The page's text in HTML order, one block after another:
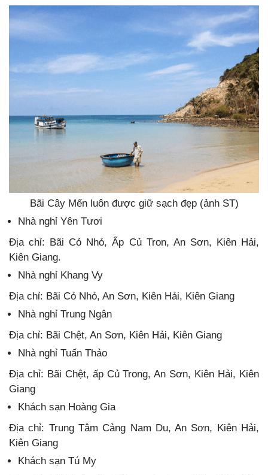
Bãi Cây Mến luôn được giữ sạch đẹp (ảnh ST)
Nhà nghỉ Yên Tươi
Địa chỉ: Bãi Cỏ Nhỏ, Ấp Củ Tron, An Sơn, Kiên Hải,
Kiên Giang.
Nhà nghỉ Khang Vy
Địa chỉ: Bãi Cỏ Nhỏ, An Sơn, Kiên Hải, Kiên Giang
Nhà nghỉ Trung Ngân
Địa chỉ: Bãi Chệt, An Sơn, Kiên Hải, Kiên Giang
Nhà nghỉ Tuấn Thảo
Địa chỉ: Bãi Chệt, ấp Củ Trong, An Sơn, Kiên Hải, Kiên
Giang
Khách sạn Hoàng Gia
Địa chỉ: Trung Tâm Cảng Nam Du, An Sơn, Kiên Hải,
Kiên Giang
Khách sạn Tú My